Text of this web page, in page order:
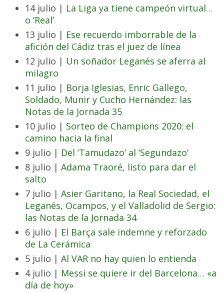
14 julio | La Liga ya tiene campeón virtual…
o ‘Real’
13 julio | Ese recuerdo imborrable de la
afición del Cádiz tras el juez de línea
12 julio | Un soñador Leganés se aferra al
milagro
11 julio | Borja Iglesias, Enric Gallego,
Soldado, Munir y Cucho Hernández: las
Notas de la Jornada 35
10 julio | Sorteo de Champions 2020: el
camino hacia la final
9 julio | Del ‘Tamudazo’ al ‘Segundazo’
8 julio | Adama Traoré, listo para dar el
salto
7 julio | Asier Garitano, la Real Sociedad, el
Leganés, Ocampos, y el Valladolid de Sergio:
las Notas de la Jornada 34
6 julio | El Barça sale indemne y reforzado
de La Cerámica
5 julio | Al VAR no hay quien lo entienda
4 julio | Messi se quiere ir del Barcelona… «a
día de hoy»